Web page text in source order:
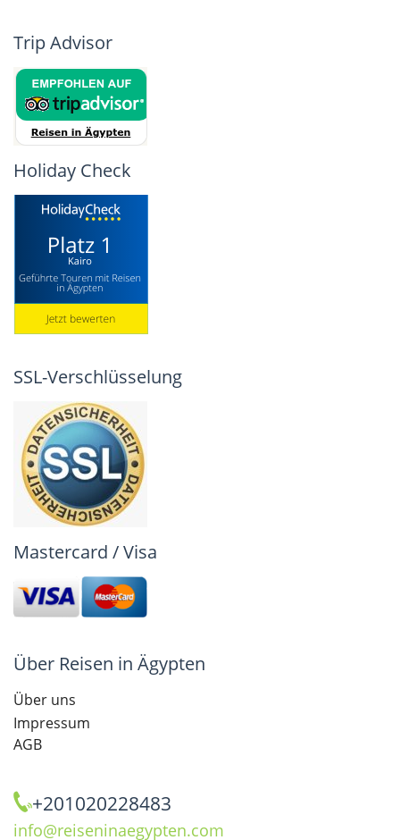
Trip Advisor
Holiday Check
SSL-Verschlüsselung
Mastercard / Visa
Über Reisen in Ägypten
Über uns
Impressum
AGB
+201020228483
info@reiseninaegypten.com